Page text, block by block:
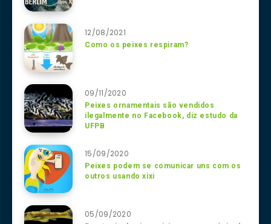
12/08/2021
Como os peixes respiram?
09/11/2020
Peixes ornamentais são vendidos
ilegalmente no Facebook, diz estudo da
UFPB
15/09/2020
Peixes podem se comunicar uns com os
outros usando xixi
05/09/2020